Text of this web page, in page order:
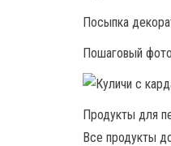
Посыпка
Пошаговый
Продукты для
Все продукты